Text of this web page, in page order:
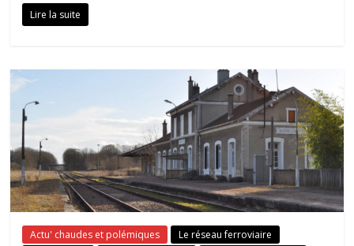
Lire la suite
Actu' chaudes et polémiques
Le réseau ferroviaire